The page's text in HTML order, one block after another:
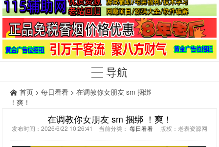
导航
首页 > 每日看看 > 在调教你女朋友 sm 捆绑
！爽！
在调教你女朋友 sm 捆绑 ！爽！
发布时间：2026/6/22 10:26:41 当前分类： 每日看看 版权：老表资源网